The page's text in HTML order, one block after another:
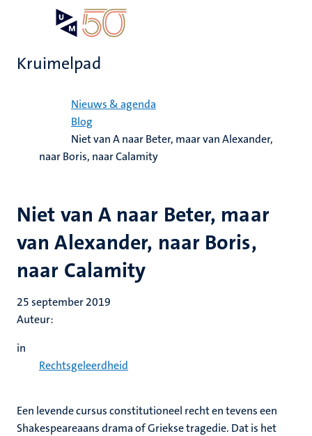
Kruimelpad
Nieuws & agenda
Blog
Niet van A naar Beter, maar van Alexander,
naar Boris, naar Calamity
Niet van A naar Beter, maar
van Alexander, naar Boris,
naar Calamity
25 september 2019
Auteur:
in
Rechtsgeleerdheid
Een levende cursus constitutioneel recht en tevens een
Shakespeareaans drama of Griekse tragedie. Dat is het